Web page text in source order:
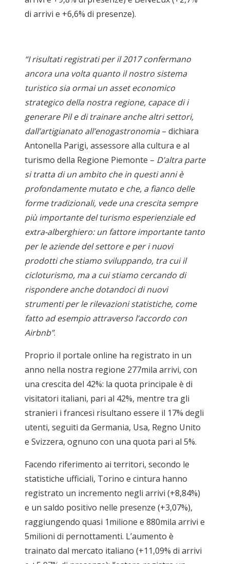
di arrivi e +6,6% di presenze).
“I risultati registrati per il 2017 confermano
ancora una volta quanto il nostro sistema
turistico sia ormai un asset economico
strategico della nostra regione, capace di i
generare Pil e di trainare anche altri settori,
dall’artigianato all’enogastronomia– dichiara
Antonella Parigi, assessore alla cultura e al
turismo della Regione Piemonte – D’altra parte
si tratta di un ambito che in questi anni è
profondamente mutato e che, a fianco delle
forme tradizionali, vede una crescita sempre
più importante del turismo esperienziale ed
extra-alberghiero: un fattore importante tanto
per le aziende del settore e per i nuovi
prodotti che stiamo sviluppando, tra cui il
cicloturismo, ma a cui stiamo cercando di
rispondere anche dotandoci di nuovi
strumenti per le rilevazioni statistiche, come
fatto ad esempio attraverso l’accordo con
Airbnb”.
Proprio il portale online ha registrato in un
anno nella nostra regione 277mila arrivi, con
una crescita del 42%: la quota principale è di
visitatori italiani, pari al 42%, mentre tra gli
stranieri i francesi risultano essere il 17% degli
utenti, seguiti da Germania, Usa, Regno Unito
e Svizzera, ognuno con una quota pari al 5%.
Facendo riferimento ai territori, secondo le
statistiche ufficiali, Torino e cintura hanno
registrato un incremento negli arrivi (+8,84%)
e un saldo positivo nelle presenze (+3,07%),
raggiungendo quasi 1milione e 880mila arrivi e
5milioni di pernottamenti. L’aumento è
trainato dal mercato italiano (+11,09% di arrivi